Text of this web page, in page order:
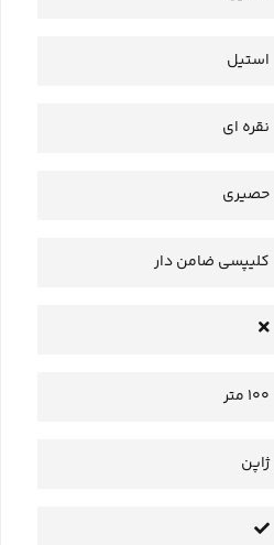
استیل
نقره ای
حصیری
کلیپسی ضامن دار
100 متر
ژاپن